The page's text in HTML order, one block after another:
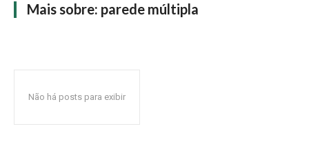
Mais sobre: parede múltipla
Não há posts para exibir